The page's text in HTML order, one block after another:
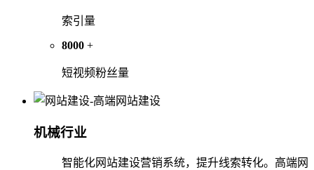
索引量
8000 +
短视频粉丝量
机械行业
智能化网站建设营销系统，提升线索转化。高端网